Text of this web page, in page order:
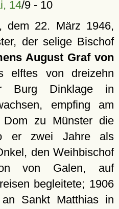
14/9 - 10
dem 22. März 1946,
der selige Bischof
August Graf von
von dreizehn
Burg Dinklage in
empfing am
zu Münster die
er zwei Jahre als
den Weihbischof
von Galen, auf
begleitete; 1906
an Sankt Matthias in